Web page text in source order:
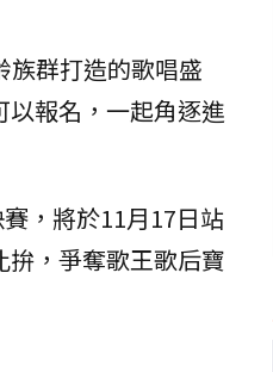
群打造的歌唱盛
報名，一起角逐進
，將於11月17日站
，爭奪歌王歌后寶